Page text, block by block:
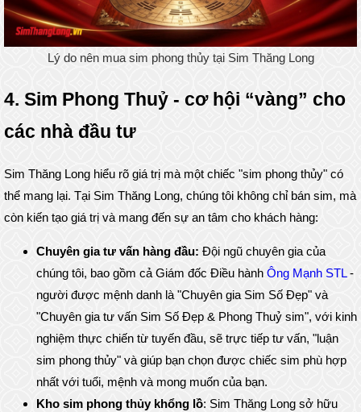
Lý do nên mua sim phong thủy tại Sim Thăng Long
4. Sim Phong Thuỷ - cơ hội “vàng” cho
các nhà đầu tư
Sim Thăng Long hiểu rõ giá trị mà một chiếc "sim phong thủy" có
thể mang lại. Tại Sim Thăng Long, chúng tôi không chỉ bán sim, mà
còn kiến tạo giá trị và mang đến sự an tâm cho khách hàng:
Chuyên gia tư vấn hàng đầu: Đội ngũ chuyên gia của
chúng tôi, bao gồm cả Giám đốc Điều hành Ông Mạnh STL-
người được mệnh danh là "Chuyên gia Sim Số Đẹp" và
"Chuyên gia tư vấn Sim Số Đẹp & Phong Thuỷ sim", với kinh
nghiệm thực chiến từ tuyến đầu, sẽ trực tiếp tư vấn, "luận
sim phong thủy" và giúp bạn chọn được chiếc sim phù hợp
nhất với tuổi, mệnh và mong muốn của bạn.
Kho sim phong thủy khổng lồ: Sim Thăng Long sở hữu